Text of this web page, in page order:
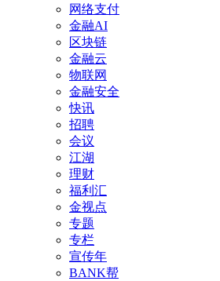
网络支付
金融AI
区块链
金融云
物联网
金融安全
快讯
招聘
会议
江湖
理财
福利汇
金视点
专题
专栏
宣传年
BANK帮